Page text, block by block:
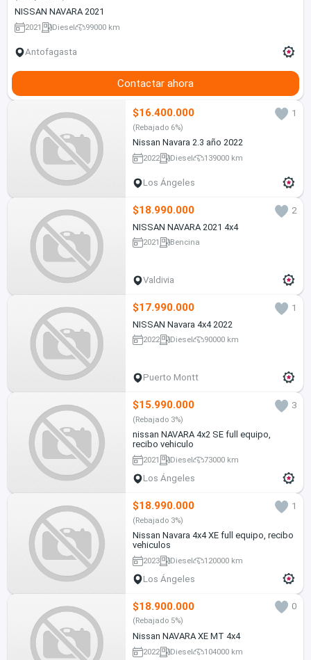
NISSAN NAVARA 2021
2021 Diesel 99000 km
Antofagasta
Contactar ahora
$16.400.000 1
(Rebajado 6%)
Nissan Navara 2.3 año 2022
2022 Diesel 139000 km
Los Ángeles
$18.990.000
2
NISSAN NAVARA 2021 4x4
2021 Bencina
Valdivia
$17.990.000
1
NISSAN Navara 4x4 2022
2022 Diesel 90000 km
Puerto Montt
$15.990.000 3
(Rebajado 3%)
nissan NAVARA 4x2 SE full equipo,
recibo vehiculo
2021 Diesel 73000 km
Los Ángeles
$18.990.000 1
(Rebajado 3%)
Nissan Navara 4x4 XE full equipo, recibo
vehiculos
2023 Diesel 120000 km
Los Ángeles
$18.900.000 0
(Rebajado 5%)
Nissan NAVARA XE MT 4x4
2022 Diesel 104000 km